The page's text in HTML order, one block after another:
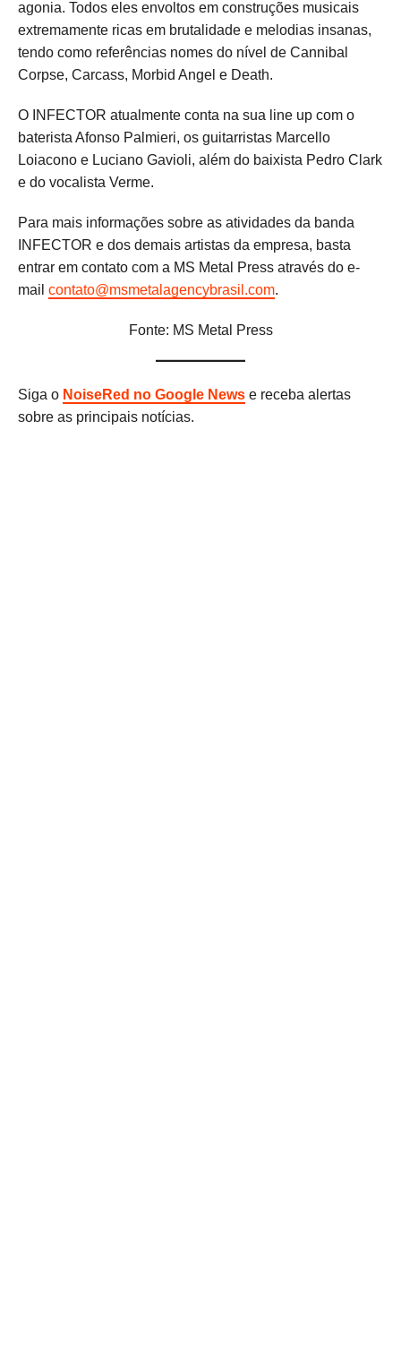
agonia. Todos eles envoltos em construções musicais
extremamente ricas em brutalidade e melodias insanas,
tendo como referências nomes do nível de Cannibal
Corpse, Carcass, Morbid Angel e Death.
O INFECTOR atualmente conta na sua line up com o
baterista Afonso Palmieri, os guitarristas Marcello
Loiacono e Luciano Gavioli, além do baixista Pedro Clark
e do vocalista Verme.
Para mais informações sobre as atividades da banda
INFECTOR e dos demais artistas da empresa, basta
entrar em contato com a MS Metal Press através do e-
mail contato@msmetalagencybrasil.com.
Fonte: MS Metal Press
Siga o NoiseRed no Google News e receba alertas
sobre as principais notícias.